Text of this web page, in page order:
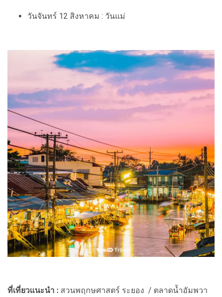
วันจันทร์ 12 สิงหาคม : วันแม่
ที่เที่ยวแนะนำ : สวนพฤกษศาสตร์ ระยอง / ตลาดน้ำอัมพวา